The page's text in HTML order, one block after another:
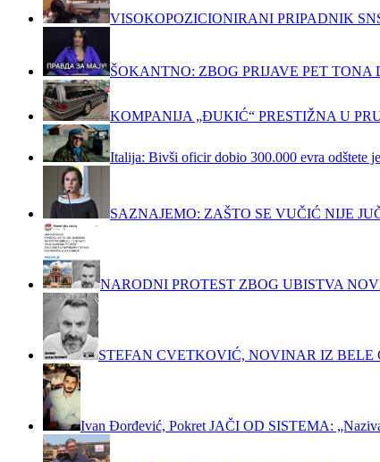
VISOKOPOZICIONIRANI PRIPADNIK
ŠOKANTNO: ZBOG PRIJAVE PET
KOMPANIJA „ĐUKIĆ“ PRESTIŽNA U
Italija: Bivši oficir dobio 300.000 evra odštete
SAZNAJEMO: ZAŠTO SE VUČIĆ NIJE
NARODNI PROTEST ZBOG UBISTVA
STEFAN CVETKOVIĆ, NOVINAR IZ BELE
Ivan Đorđević, Pokret JAČI OD SISTEMA: